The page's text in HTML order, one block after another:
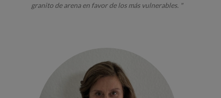
granito de arena en favor de los más vulnerables. "